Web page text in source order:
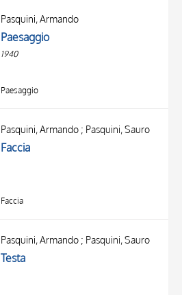
Pasquini, Armando
Paesaggio
1940
Paesaggio
Pasquini, Armando ; Pasquini, Sauro
Faccia
Faccia
Pasquini, Armando ; Pasquini, Sauro
Testa